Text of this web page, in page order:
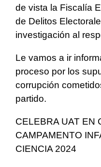
de vista la Fiscalía
de Delitos
investigación al
Le vamos a ir
proceso por los
corrupción
partido.
CELEBRA UAT EN
CAMPAMENTO
CIENCIA 2024